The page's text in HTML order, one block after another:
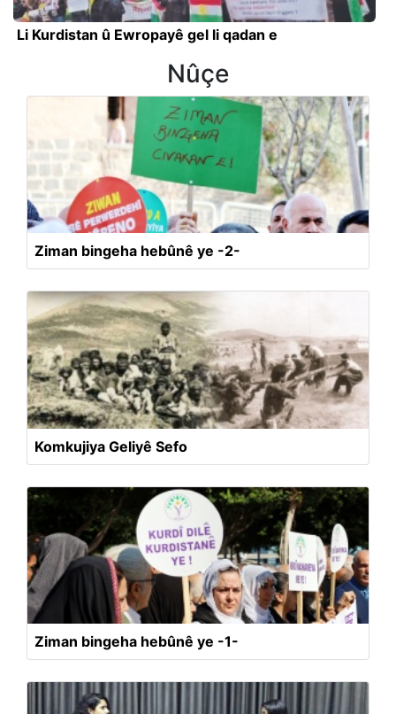
Li Kurdistan û Ewropayê gel li qadan e
Nûçe
Ziman bingeha hebûnê ye -2-
Komkujiya Geliyê Sefo
Ziman bingeha hebûnê ye -1-